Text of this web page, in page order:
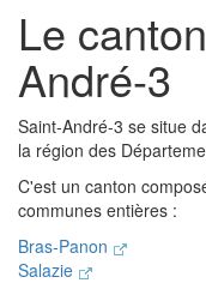
Le
André-3
Saint-André-3 se situe
la région des
C'est un canton
communes entières :
Bras-Panon
Salazie